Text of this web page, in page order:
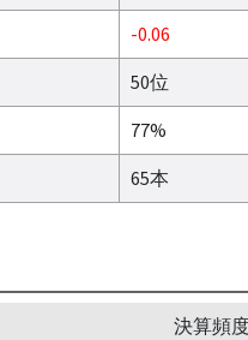
-0.06
50位
77%
65本
決算頻